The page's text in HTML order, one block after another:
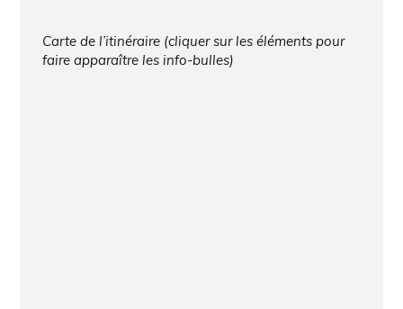
Carte de l’itinéraire (cliquer sur les éléments pour
faire apparaître les info-bulles)